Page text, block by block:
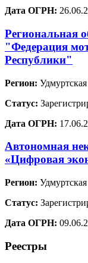
Дата ОГРН:
Региональная
"Федерация
Республики"
Регион:
Статус:
Дата ОГРН:
Автономная
«Цифровая
Регион:
Статус:
Дата ОГРН:
Реестры